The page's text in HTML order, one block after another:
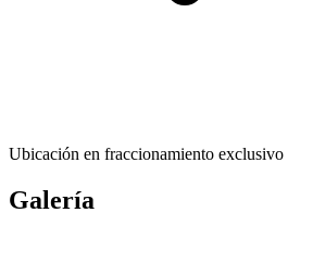
Ubicación en fraccionamiento exclusivo
Galería